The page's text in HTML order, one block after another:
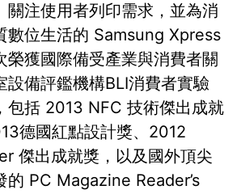
關注使用者列印需求，並為消
數位生活的 Samsung Xpress
榮獲國際備受產業與消費者關
設備評鑑機構BLI消費者實驗
包括 2013 NFC 技術傑出成就
德國紅點設計獎、2012
傑出成就獎，以及國外頂尖
的 PC Magazine Reader’s